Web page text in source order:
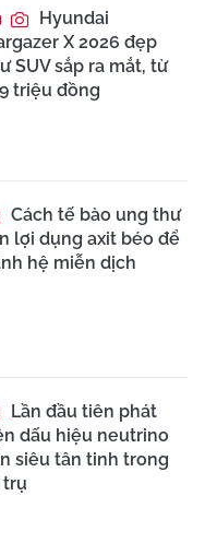
Hyundai
X 2026 đẹp
SUV sắp ra mắt, từ
triệu đồng
Cách tế bào ung thư
lợi dụng axit béo để
hệ miễn dịch
Lần đầu tiên phát
dấu hiệu neutrino
siêu tân tinh trong
trụ